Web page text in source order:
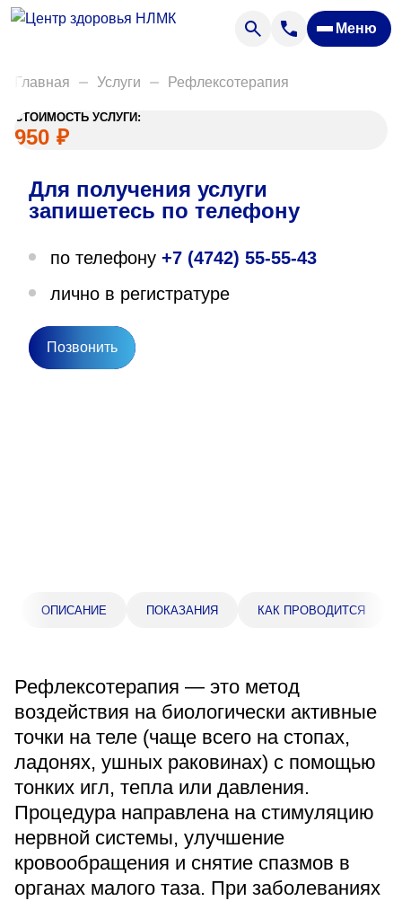
Меню
Анализы
Акции
Пациентам
Вакансии
О нас
Направления деятельности
Адрес
Суббота 08:00–16:00
Регистратура
Санаторий-профилакторий
«Парус»
Адрес
399000, г. Липецк, Плехановское лесничество,
Ленинский лесхоз, квартал 67
Главная Услуги Рефлексотерапия
ОПИСАНИЕ ПОКАЗАНИЯ КАК ПРОВОДИТСЯ
Рефлексотерапия — это метод
воздействия на биологически активные
точки на теле (чаще всего на стопах,
ладонях, ушных раковинах) с помощью
тонких игл, тепла или давления.
Процедура направлена на стимуляцию
нервной системы, улучшение
кровообращения и снятие спазмов в
органах малого таза. При заболеваниях
СТОИМОСТЬ УСЛУГИ:
950 ₽
Для получения услуги
запишетесь по телефону
по телефону +7 (4742) 55-55-43
лично в регистратуре
Позвонить